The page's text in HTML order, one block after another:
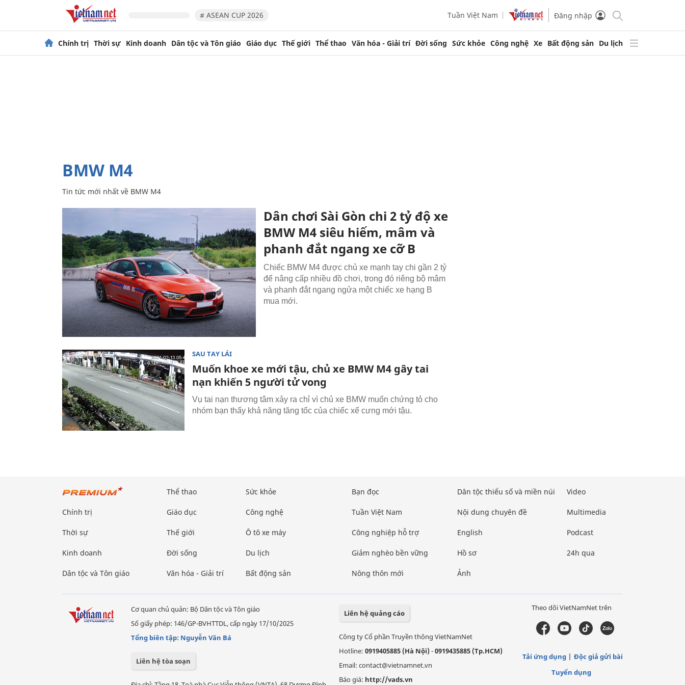
# ASEAN CUP 2026 Tuần Việt Nam Đăng nhập
Chính trị Thời sự Kinh doanh Dân tộc và Tôn giáo Giáo dục Thế giới Thể thao Văn hóa - Giải trí Đời sống Sức khỏe Công nghệ Xe Bất động sản Du lịch
BMW M4
Tin tức mới nhất về BMW M4
Dân chơi Sài Gòn chi 2 tỷ độ xe
BMW M4 siêu hiếm, mâm và
phanh đắt ngang xe cỡ B
Chiếc BMW M4 được chủ xe mạnh tay chi gần 2 tỷ
để nâng cấp nhiều đồ chơi, trong đó riêng bộ mâm
và phanh đắt ngang ngửa một chiếc xe hạng B
mua mới.
SAU TAY LÁI
Muốn khoe xe mới tậu, chủ xe BMW M4 gây tai
nạn khiến 5 người tử vong
Vụ tai nạn thương tâm xảy ra chỉ vì chủ xe BMW muốn chứng tỏ cho
nhóm bạn thấy khả năng tăng tốc của chiếc xế cưng mới tậu.
Chính trị
Thời sự
Kinh doanh
Dân tộc và Tôn giáo
Thể thao
Giáo dục
Thế giới
Đời sống
Văn hóa - Giải trí
Sức khỏe
Công nghệ
Ô tô xe máy
Du lịch
Bất động sản
Bạn đọc
Tuần Việt Nam
Công nghiệp hỗ trợ
Giảm nghèo bền vững
Nông thôn mới
Dân tộc thiểu số và miền núi
Nội dung chuyên đề
English
Hồ sơ
Ảnh
Video
Multimedia
Podcast
24h qua
Cơ quan chủ quản: Bộ Dân tộc và Tôn giáo
Số giấy phép: 146/GP-BVHTTDL, cấp ngày 17/10/2025
Tổng biên tập: Nguyễn Văn Bá
Liên hệ tòa soạn
Liên hệ quảng cáo
Công ty Cổ phần Truyền thông VietNamNet
Hotline: 0919405885 (Hà Nội)-0919435885 (Tp.HCM)
Email: contact@vietnamnet.vn
Báo giá: http://vads.vn
Theo dõi VietNamNet trên
Tải ứng dụng
Độc giả gửi bài
Tuyển dụng